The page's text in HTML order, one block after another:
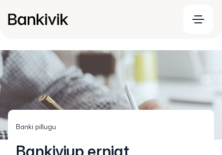
Banki pillugu